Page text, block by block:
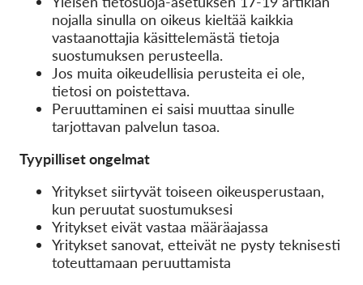
nojalla sinulla on oikeus kieltää kaikkia
vastaanottajia käsittelemästä tietoja
suostumuksen perusteella.
Jos muita oikeudellisia perusteita ei ole,
tietosi on poistettava.
Peruuttaminen ei saisi muuttaa sinulle
tarjottavan palvelun tasoa.
Tyypilliset ongelmat
Yritykset siirtyvät toiseen oikeusperustaan,
kun peruutat suostumuksesi
Yritykset eivät vastaa määräajassa
Yritykset sanovat, etteivät ne pysty teknisesti
toteuttamaan peruuttamista